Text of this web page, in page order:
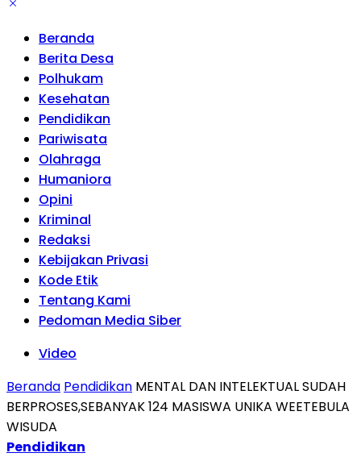
Beranda
Berita Desa
Polhukam
Kesehatan
Pendidikan
Pariwisata
Olahraga
Humaniora
Opini
Kriminal
Redaksi
Kebijakan Privasi
Kode Etik
Tentang Kami
Pedoman Media Siber
Video
Beranda Pendidikan MENTAL DAN INTELEKTUAL SUDAH
BERPROSES,SEBANYAK 124 MASISWA UNIKA WEETEBULA
WISUDA
Pendidikan